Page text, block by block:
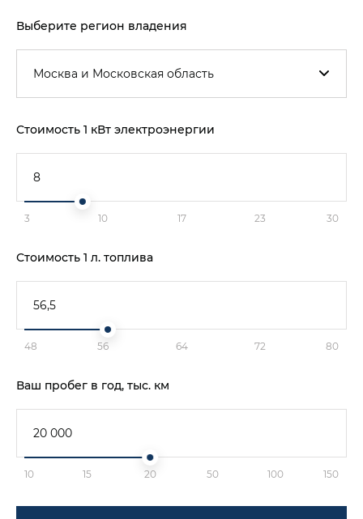
Выберите регион владения
Москва и Московская область
Стоимость 1 кВт электроэнергии
3 10 17 23 30
Стоимость 1 л. топлива
48 56 64 72 80
Ваш пробег в год, тыс. км
10 15 20 50 100 150